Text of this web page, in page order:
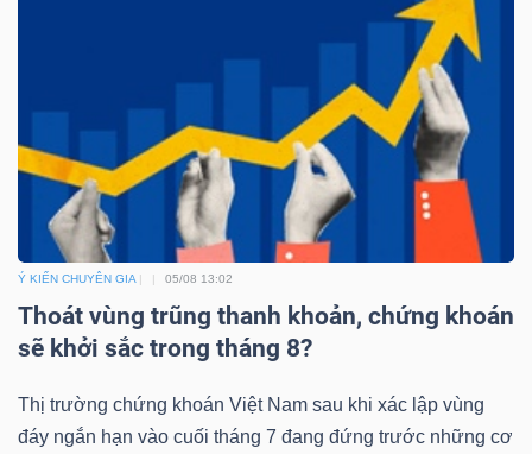
Ý KIẾN CHUYÊN GIA 05/08 13:02
Thoát vùng trũng thanh khoản, chứng khoán
sẽ khởi sắc trong tháng 8?
Thị trường chứng khoán Việt Nam sau khi xác lập vùng
đáy ngắn hạn vào cuối tháng 7 đang đứng trước những cơ
Truyền
thông
tài